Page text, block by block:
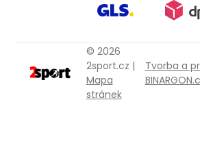
© 2026
2sport.cz |
Mapa
stránek
Tvorba a